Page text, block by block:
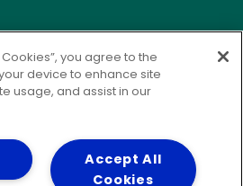
e Esgoto
da água
you agree to the
device to enhance site
usage, and assist in our
Accept All
Cookies